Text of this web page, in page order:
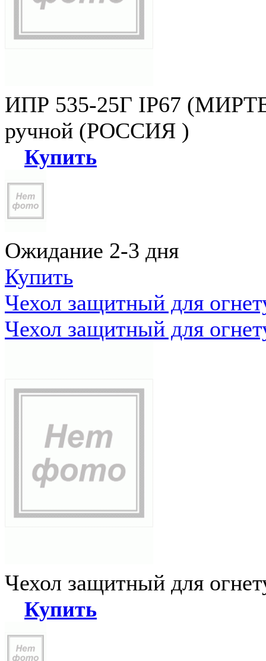
ИПР 535-25Г IP67
ручной (РОССИЯ )
Купить
Ожидание 2-3 дня
Купить
Чехол защитный для
Чехол защитный для
Чехол защитный для
Купить